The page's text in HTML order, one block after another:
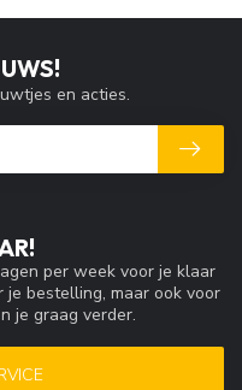
per week voor je klaar
bestelling, maar ook voor
je graag verder.
en acties.